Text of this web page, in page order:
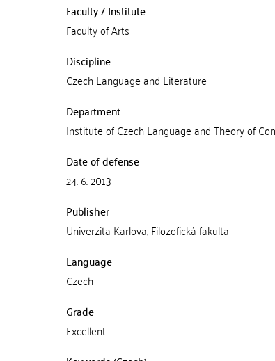
Faculty / Institute
Faculty of Arts
Discipline
Czech Language and Literature
Department
Institute of Czech Language and Theory of
Date of defense
24. 6. 2013
Publisher
Univerzita Karlova, Filozofická fakulta
Language
Czech
Grade
Excellent